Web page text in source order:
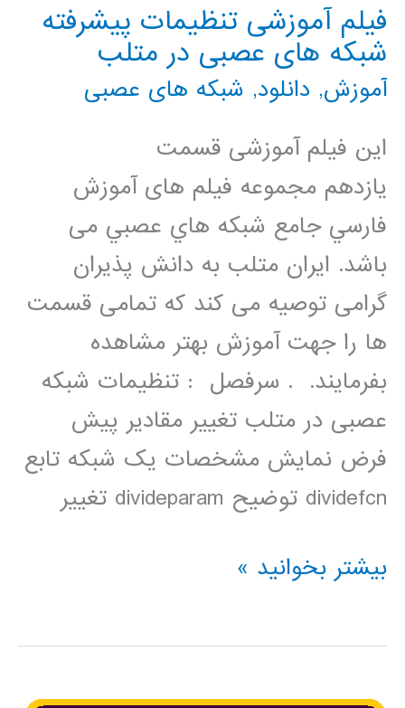
فیلم آموزشی تنظیمات پیشرفته
شبکه های عصبی در متلب
آموزش, دانلود, شبکه های عصبی
این فیلم آموزشی قسمت
یازدهم مجموعه فيلم های آموزش
فارسي جامع شبكه هاي عصبي می
باشد. ایران متلب به دانش پذیران
گرامی توصیه می کند که تمامی قسمت
ها را جهت آموزش بهتر مشاهده
بفرمایند. . سرفصل : تنظیمات شبکه
عصبی در متلب تغییر مقادیر پیش
فرض نمایش مشخصات یک شبکه تابع
dividefcn توضیح divideparam تغییر
فیلم
تنظیمات
بیشتر بخوانید »